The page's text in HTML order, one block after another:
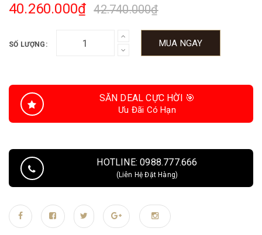
40.260.000₫ 42.740.000₫
SỐ LƯỢNG: MUA NGAY
SĂN DEAL CỰC HỜI 🎯
Ưu Đãi Có Hạn
HOTLINE: 0988.777.666
(Liên Hệ Đặt Hàng)